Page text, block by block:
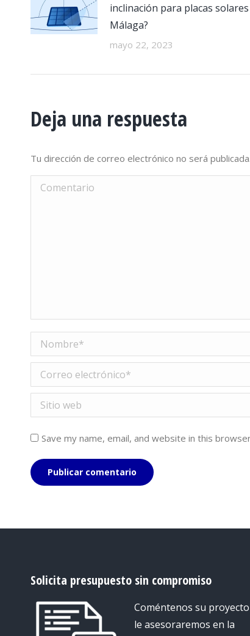
inclinación para placas
Málaga?
mayo 22, 2023
Deja una respuesta
Tu dirección de correo electrónico no será
Comentario
Nombre *
Correo electrónico *
Sitio web
Save my name, email, and website in this
Publicar comentario
Solicita presupuesto sin compromiso
Coméntenos su
le asesoraremos en la